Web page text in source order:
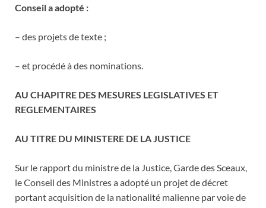
Conseil a adopté :
– des projets de texte ;
– et procédé à des nominations.
AU CHAPITRE DES MESURES LEGISLATIVES ET
REGLEMENTAIRES
AU TITRE DU MINISTERE DE LA JUSTICE
Sur le rapport du ministre de la Justice, Garde des Sceaux,
le Conseil des Ministres a adopté un projet de décret
portant acquisition de la nationalité malienne par voie de